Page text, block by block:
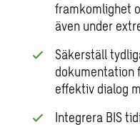
framkomlighet
även under
Säkerställ
dokumentation
effektiv dialog
Integrera BIS